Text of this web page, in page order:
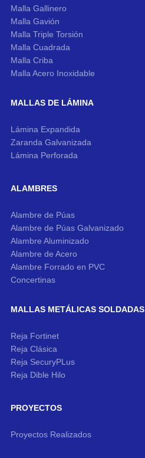
Malla Gallinero
Malla Gavión
Malla Triple Torsión
Malla Cuadrada
Malla Criba
Malla Acero Inoxidable
MALLAS DE LÁMINA
Lámina Expandida
Zaranda Galvanizada
Lámina Perforada
ALAMBRES
Alambre de Púas
Alambre de Púas Galvanizado
Alambre Aluminizado
Alambre de Acero
Alambre Forrado en PVC
Concertinas
MALLAS METÁLICAS SOLDADAS
Reja Fortinet
Reja Clásica
Reja SecuryPLus
Reja Dible Hilo
PROYECTOS
Proyectos Realizados